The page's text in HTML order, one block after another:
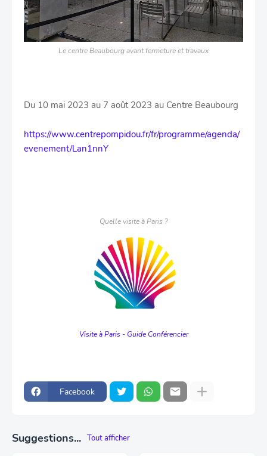
Le centre Beaubourg avant fermeture et travaux
Du 10 mai 2023 au 7 août 2023 au Centre Beaubourg
https://www.centrepompidou.fr/fr/programme/agenda/
evenement/Lan1nnY
Quelle visite à Paris ?
Visite à Paris - Guide Conférencier
Facebook
Suggestions... Tout afficher